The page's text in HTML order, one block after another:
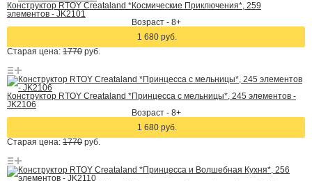
Конструктор RTOY Creataland *Космические Приключения*, 259
элементов - JK2101
Возраст - 8+
1 680 руб.
Старая цена: 1770 руб.
Конструктор RTOY Creataland *Принцесса с мельницы*, 245 элементов -
JK2106
Возраст - 8+
1 680 руб.
Старая цена: 1770 руб.